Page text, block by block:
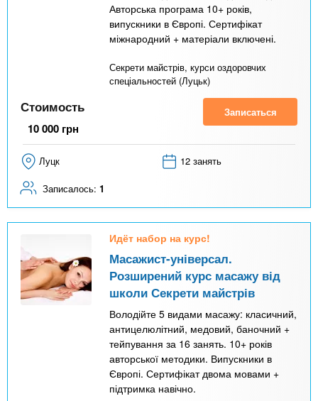
)
Авторська програма 10+ років,
випускники в Європі. Сертифікат
міжнародний + матеріали включені.
Секрети майстрів, курси оздоровчих
спеціальностей (Луцьк)
Стоимость
10 000 грн
Записаться
Луцк 12 занять
Записалось: 1
Идёт набор на курс!
Масажист-універсал.
Розширений курс масажу від
школи Секрети майстрів
Володійте 5 видами масажу: класичний,
антицелюлітний, медовий, баночний +
тейпування за 16 занять. 10+ років
авторської методики. Випускники в
Європі. Сертифікат двома мовами +
підтримка навічно.